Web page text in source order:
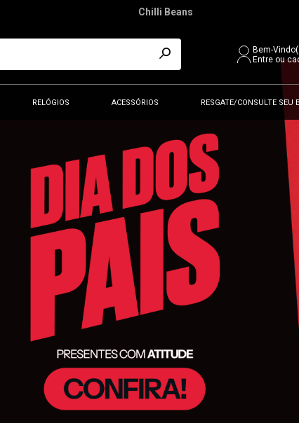
Chilli Beans
Bem-
Entre ou
RELÓGIOS ACESSÓRIOS RESGATE/CONSULTE SEU